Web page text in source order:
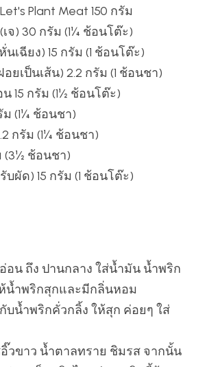
Plant Meat 150 กรัม
จ) 30 กรัม (1¼ ช้อนโต๊ะ)
เฉียง) 15 กรัม (1 ช้อนโต๊ะ)
ยเป็นเส้น) 2.2 กรัม (1 ช้อนชา)
15 กรัม (1½ ช้อนโต๊ะ)
(1¼ ช้อนชา)
กรัม (1¼ ช้อนชา)
(3½ ช้อนชา)
ผัด) 15 กรัม (1 ช้อนโต๊ะ)
อน ถึง ปานกลาง ใส่น้ำมัน น้ำพริก
น้ำพริกสุกและมีกลิ่นหอม
บน้ำพริกคั่วกลิ้ง ให้สุก ค่อยๆ ใส่
วขาว น้ำตาลทราย ชิมรส จากนั้น